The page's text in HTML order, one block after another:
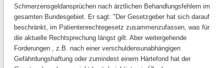
Schmerzensgeldansprüchen nach ärztlichen Behandlungsfehlern im
gesamten Bundesgebiet. Er sagt: "Der Gesetzgeber hat sich darauf
beschränkt, im Patientenrechtegesetz zusammenzufassen, was für
die aktuelle Rechtsprechung längst gilt. Aber weitergehende
Forderungen , z.B. nach einer verschuldensunabhängigen
Gefährdungshaftung oder zumindest einem Härtefond hat der